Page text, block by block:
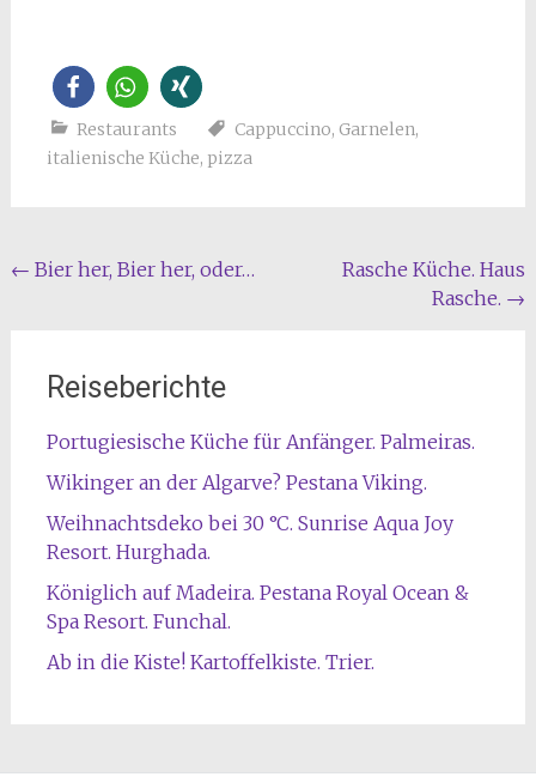
Restaurants Cappuccino, Garnelen,
italienische Küche, pizza
Beitragsnavigation
← Bier her, Bier her, oder…
Rasche Küche. Haus
Rasche. →
Reiseberichte
Portugiesische Küche für Anfänger. Palmeiras.
Wikinger an der Algarve? Pestana Viking.
Weihnachtsdeko bei 30 °C. Sunrise Aqua Joy
Resort. Hurghada.
Königlich auf Madeira. Pestana Royal Ocean &
Spa Resort. Funchal.
Ab in die Kiste! Kartoffelkiste. Trier.